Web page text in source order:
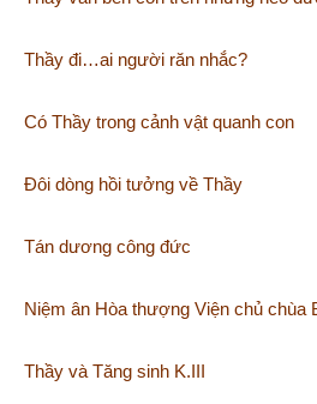
Thầy đi…ai người răn nhắc?
Có Thầy trong cảnh vật quanh con
Đôi dòng hồi tưởng về Thầy
Tán dương công đức
Niệm ân Hòa thượng Viện chủ chùa
Thầy và Tăng sinh K.III